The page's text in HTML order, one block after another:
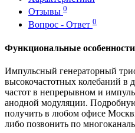
Отзывы 0
Вопрос - Ответ 0
Функциональные особенности
Импульсный генераторный
высокочастотных колебаний в
частот в непрерывном и
анодной модуляции.
получить в любом офисе
либо позвонить по